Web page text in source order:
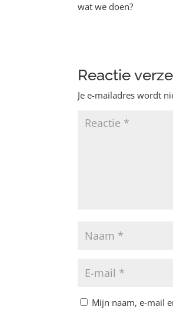
wat we doen?
Reactie
Je e-mailadres wordt
Mijn naam, e-mail